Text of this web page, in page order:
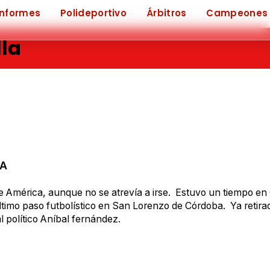
Polideportivo Árbitros
Campeones
aunque no se atrevía a irse. Estuvo un tiempo en
paso futbolístico en San Lorenzo de Córdoba. Ya
político Aníbal fernández.